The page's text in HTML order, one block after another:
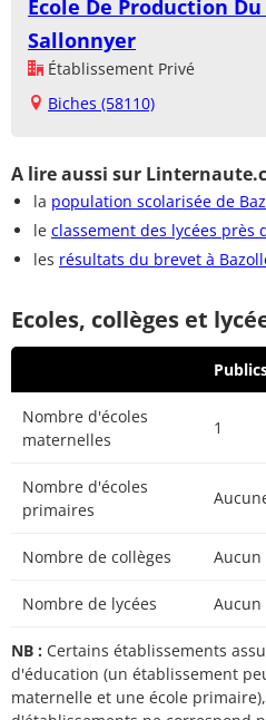
Ecole De Production
Sallonnyer
Établissement Privé
Biches (58110)
A lire aussi sur
la population scolarisée de
le classement des lycées près
les résultats du brevet à
Ecoles, collèges et
Nombre d'écoles
maternelles
1
Nombre d'écoles
primaires
Nombre de collèges Aucun
Nombre de lycées Aucun
NB : Certains établissements
d'éducation (un établissement
maternelle et une école